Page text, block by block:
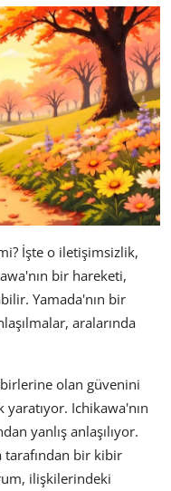
İşte o iletişimsizlik,
bir hareketi,
Yamada'nın bir
aralarında
olan güvenini
yaratıyor. Ichikawa'nın
yanlış anlaşılıyor.
tarafından bir kibir
ilişkilerindeki